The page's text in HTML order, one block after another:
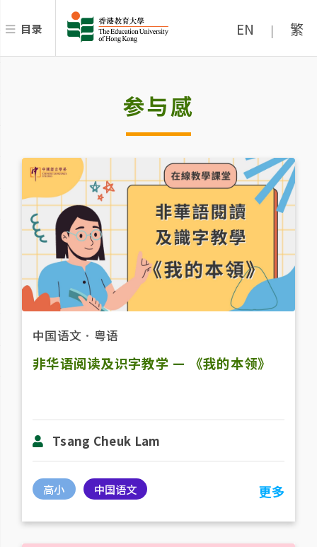
目录 EN | 繁
参与感
中国语文 ． 粤语
非华语阅读及识字教学 — 《我的本领》
Tsang Cheuk Lam
高小 中国语文 更多